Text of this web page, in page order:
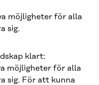
möjligheter för alla
sig.
klart:
möjligheter för alla
sig. För att kunna